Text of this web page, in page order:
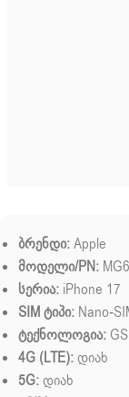
ბრენდი:Apple
მოდელი/PN:
სერია: iPhone 17
SIM ტიპი: Nano-
ტექნოლოგია:
4G (LTE): დიახ
5G: დიახ